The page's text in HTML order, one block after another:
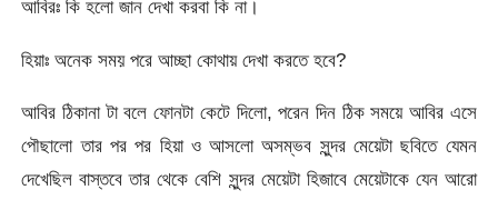
আবিরঃ কি হলো জান দেখা করবা কি না।
হিয়াঃ অনেক সময় পরে আচ্ছা কোথায় দেখা করতে হবে?
আবির ঠিকানা টা বলে ফোনটা কেটে দিলো, পরেন দিন ঠিক সময়ে আবির এসে
পৌছালো তার পর পর হিয়া ও আসলো অসম্ভব সুন্দর মেয়েটা ছবিতে যেমন
দেখেছিল বাস্তবে তার থেকে বেশি সুন্দর মেয়েটা হিজাবে মেয়েটাকে যেন আরো